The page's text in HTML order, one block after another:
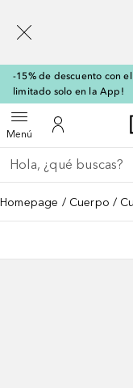
-15% de descuento con
limitado solo en la App!
MenúAbrir menúMi cuenta
Regresar
Ejecutar búsqueda
Homepage Cuerpo